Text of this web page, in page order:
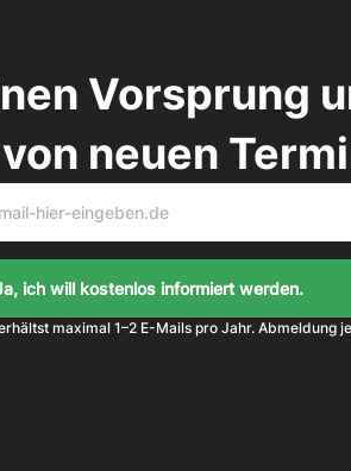
Vorsprung
neuen
maximal 1–2 E-Mails pro Jahr. Abmeldung